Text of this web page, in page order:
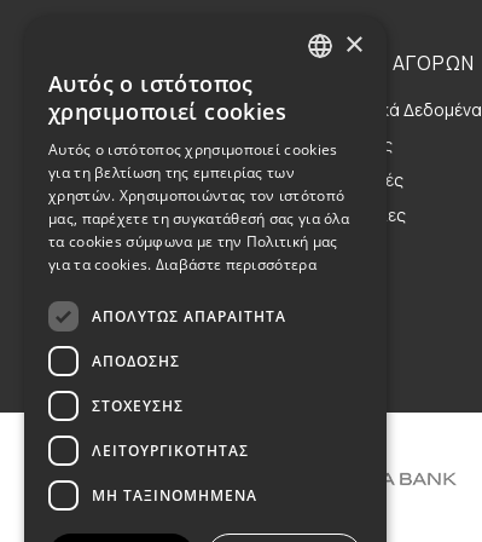
Η Οικογένεια
Η Φιλοσοφία μας
Η Κληρονομιά μας
ΟΔΗΓΙΕΣ ΑΓΟΡΩΝ
Προσωπικά Δεδομένα
Αποστολές
Επιστροφές
Παραγγελίες
Όροι Χρήσης
×
Αυτός ο ιστότοπος
χρησιμοποιεί cookies
Αυτός ο ιστότοπος χρησιμοποιεί cookies
για τη βελτίωση της εμπειρίας των
χρηστών. Χρησιμοποιώντας τον ιστότοπό
μας, παρέχετε τη συγκατάθεσή σας για όλα
τα cookies σύμφωνα με την Πολιτική μας
για τα cookies. Διαβάστε περισσότερα
ΑΠΟΛΎΤΩΣ ΑΠΑΡΑΊΤΗΤΑ
ΑΠΌΔΟΣΗΣ
ΣΤΌΧΕΥΣΗΣ
ΛΕΙΤΟΥΡΓΙΚΌΤΗΤΑΣ
ΜΗ ΤΑΞΙΝΟΜΗΜΈΝΑ